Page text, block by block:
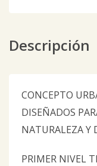
Descripción
CONCEPTO
DISEÑADOS
NATURALEZA Y
PRIMER NIVEL